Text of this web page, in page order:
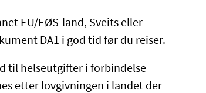
EU/EØS-land, Sveits eller
DA1 i god tid før du reiser.
til helseutgifter i forbindelse
etter lovgivningen i landet der